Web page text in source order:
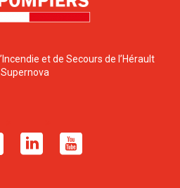
et de Secours de l’Hérault